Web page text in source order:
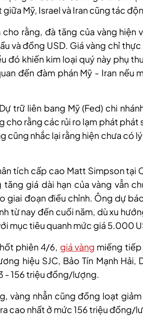
Mỹ, Israel và Irancũng tác
rằng, đà tăng của vàng hiện
và đồng USD. Giá vàng chỉ
đó khiến kim loại quý này phụ
đến đàm phán Mỹ - Iran nếu
trữ liên bang Mỹ (Fed) chi
cho rằng các rủi ro lạm phát phát
cũng nhắc lại rằng hiện chưa có
tích cấp cao Matt Simpson tại
tăng giá dài hạn của vàng vẫn
giai đoạn điều chỉnh. Ông dự
từ nay đến cuối năm, dù xu
mục tiêu quanh mức giá 5.000
phiên 4/6, giá vàng miếng tiếp
hiệu SJC, Bảo Tín Mạnh Hải,
- 156 triệu đồng/lượng.
vàng nhẫn cũng đồng loạt
cao nhất ở mức 156 triệu đồng/